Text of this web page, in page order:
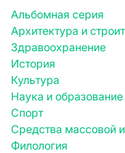
Альбомная серия
Архитектура и
Здравоохранение
История
Культура
Наука и образование
Спорт
Средства массовой
Филология